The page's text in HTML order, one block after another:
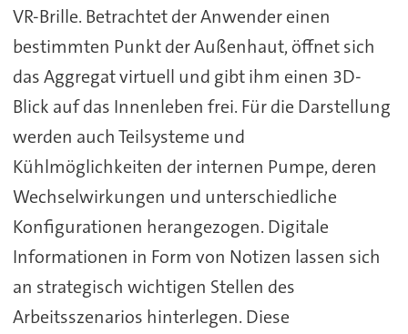
VR-Brille. Betrachtet der Anwender einen
bestimmten Punkt der Außenhaut, öffnet sich
das Aggregat virtuell und gibt ihm einen 3D-
Blick auf das Innenleben frei. Für die Darstellung
werden auch Teilsysteme und
Kühlmöglichkeiten der internen Pumpe, deren
Wechselwirkungen und unterschiedliche
Konfigurationen herangezogen. Digitale
Informationen in Form von Notizen lassen sich
an strategisch wichtigen Stellen des
Arbeitsszenarios hinterlegen. Diese